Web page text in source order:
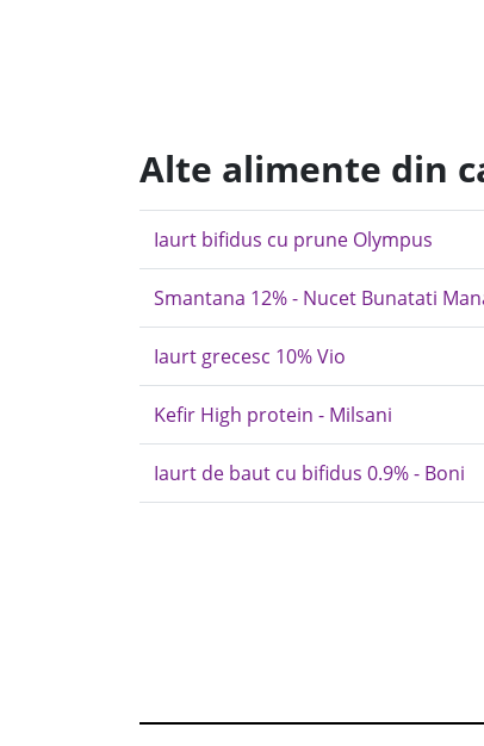
Alte alimente din
Iaurt bifidus cu prune Olympus
Smantana 12% - Nucet Bunatati
Iaurt grecesc 10% Vio
Kefir High protein - Milsani
Iaurt de baut cu bifidus 0.9% - Boni